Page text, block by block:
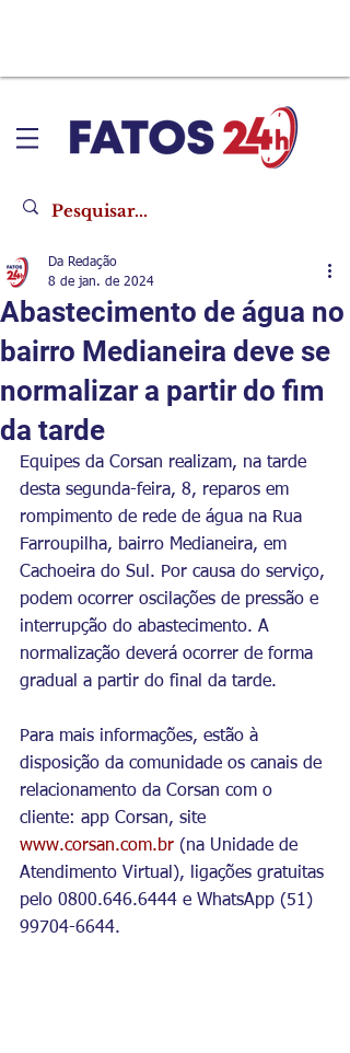
Abastecimento de água no
bairro Medianeira deve se
normalizar a partir do fim
da tarde
Da Redação
8 de jan. de 2024
Equipes da Corsan realizam, na tarde
desta segunda-feira, 8, reparos em
rompimento de rede de água na Rua
Farroupilha, bairro Medianeira, em
Cachoeira do Sul. Por causa do serviço,
podem ocorrer oscilações de pressão e
interrupção do abastecimento. A
normalização deverá ocorrer de forma
gradual a partir do final da tarde.
Para mais informações, estão à
disposição da comunidade os canais de
relacionamento da Corsan com o
cliente: app Corsan, site
www.corsan.com.br (na Unidade de
Atendimento Virtual), ligações gratuitas
pelo 0800.646.6444 e WhatsApp (51)
99704-6644.